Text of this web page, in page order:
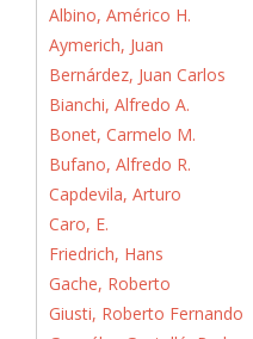
Albino, Américo H.
Aymerich, Juan
Bernárdez, Juan Carlos
Bianchi, Alfredo A.
Bonet, Carmelo M.
Bufano, Alfredo R.
Capdevila, Arturo
Caro, E.
Friedrich, Hans
Gache, Roberto
Giusti, Roberto Fernando